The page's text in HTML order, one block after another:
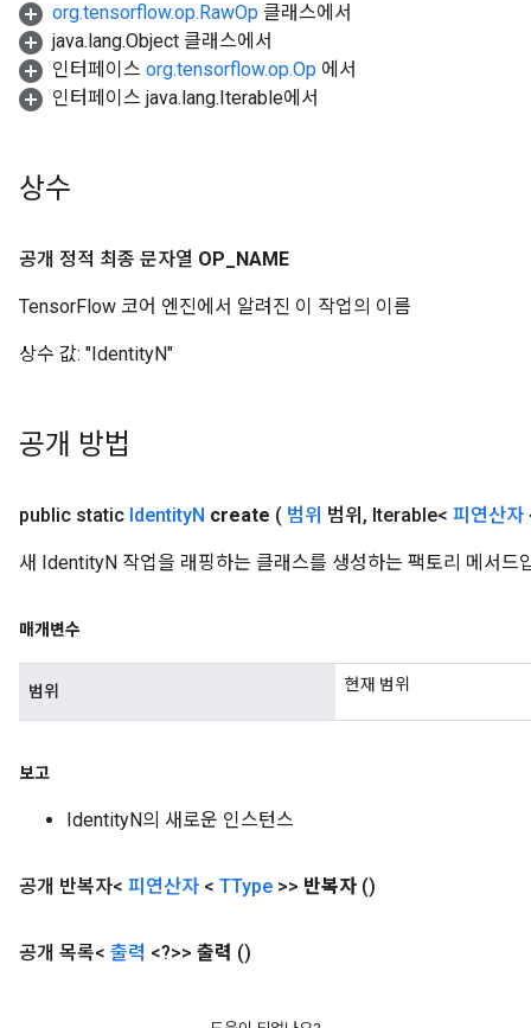
org.tensorflow.op.RawOp 클래스에서
java.lang.Object 클래스에서
인터페이스 org.tensorflow.op.Op 에서
인터페이스 java.lang.Iterable에서
상수
공개 정적 최종 문자열 OP NAME
TensorFlow 코어 엔진에서 알려진 이 작업의 이름
상수 값: "IdentityN"
공개 방법
public static IdentityN create ( 범위 범위 , Iterable< 피연산자
새 IdentityN 작업을 래핑하는 클래스를 생성하는 팩토리 메서드
매개변수
범위 현재 범위
보고
IdentityN의 새로운 인스턴스
공개 반복자< 피연산자 < TType >> 반복자 ()
공개 목록< 출력 <?>> 출력 ()